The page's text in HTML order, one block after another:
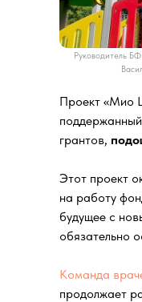
Проект «Мио
грантов,
Этот проект
на работу
будущее с
обязательно
Команда
продолжает
Руководитель